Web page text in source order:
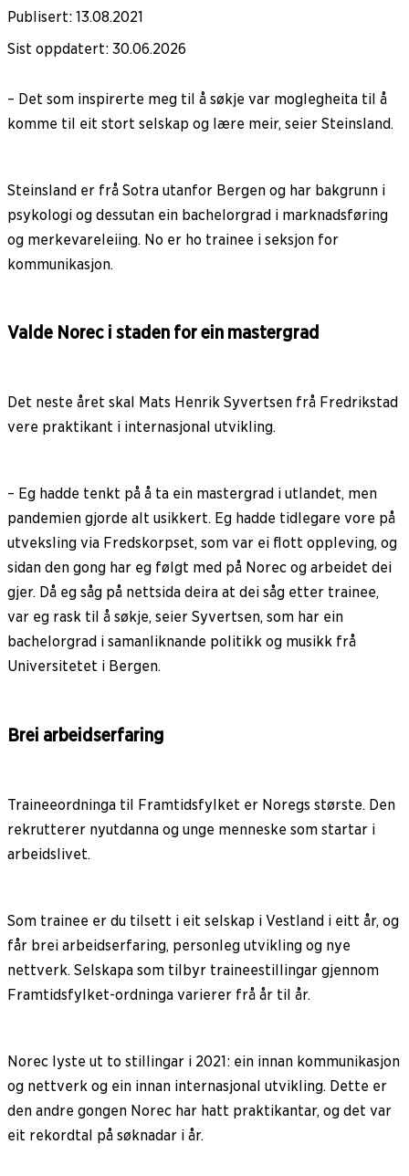
Publisert: 13.08.2021
Sist oppdatert: 30.06.2026
– Det som inspirerte meg til å søkje var moglegheita til å
komme til eit stort selskap og lære meir, seier Steinsland.
Steinsland er frå Sotra utanfor Bergen og har bakgrunn i
psykologi og dessutan ein bachelorgrad i marknadsføring
og merkevareleiing. No er ho trainee i seksjon for
kommunikasjon.
Valde Norec i staden for ein mastergrad
Det neste året skal Mats Henrik Syvertsen frå Fredrikstad
vere praktikant i internasjonal utvikling.
– Eg hadde tenkt på å ta ein mastergrad i utlandet, men
pandemien gjorde alt usikkert. Eg hadde tidlegare vore på
utveksling via Fredskorpset, som var ei flott oppleving, og
sidan den gong har eg følgt med på Norec og arbeidet dei
gjer. Då eg såg på nettsida deira at dei såg etter trainee,
var eg rask til å søkje, seier Syvertsen, som har ein
bachelorgrad i samanliknande politikk og musikk frå
Universitetet i Bergen.
Brei arbeidserfaring
Traineeordninga til Framtidsfylket er Noregs største. Den
rekrutterer nyutdanna og unge menneske som startar i
arbeidslivet.
Som trainee er du tilsett i eit selskap i Vestland i eitt år, og
får brei arbeidserfaring, personleg utvikling og nye
nettverk. Selskapa som tilbyr traineestillingar gjennom
Framtidsfylket-ordninga varierer frå år til år.
Norec lyste ut to stillingar i 2021: ein innan kommunikasjon
og nettverk og ein innan internasjonal utvikling. Dette er
den andre gongen Norec har hatt praktikantar, og det var
eit rekordtal på søknadar i år.